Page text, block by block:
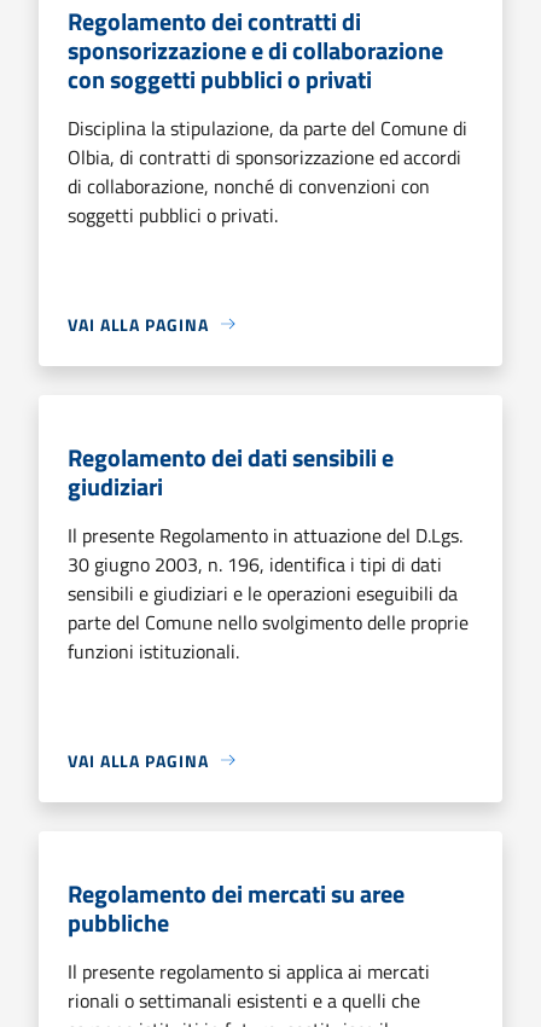
Regolamento dei contratti di
sponsorizzazione e di collaborazione
con soggetti pubblici o privati
Disciplina la stipulazione, da parte del Comune di
Olbia, di contratti di sponsorizzazione ed accordi
di collaborazione, nonché di convenzioni con
soggetti pubblici o privati.
VAI ALLA PAGINA
Regolamento dei dati sensibili e
giudiziari
Il presente Regolamento in attuazione del D.Lgs.
30 giugno 2003, n. 196, identifica i tipi di dati
sensibili e giudiziari e le operazioni eseguibili da
parte del Comune nello svolgimento delle proprie
funzioni istituzionali.
VAI ALLA PAGINA
Regolamento dei mercati su aree
pubbliche
Il presente regolamento si applica ai mercati
rionali o settimanali esistenti e a quelli che